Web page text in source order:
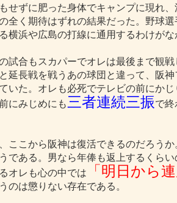
せずに肥った身体でキャンプに現れ
全く期待はずれの結果だった。野球
横浜や広島の打線に通用するわけが
試合もスカパーでオレは最後まで観
延長戦を戦うあの球団と違って、阪
いた。オレも必死でテレビの前にか
にみじめにも 三者連続三振で
ここから阪神は復活できるのだろう
である。男なら年俸も返上するくら
オレも心の中では
「明日から
のは懲りない存在である。